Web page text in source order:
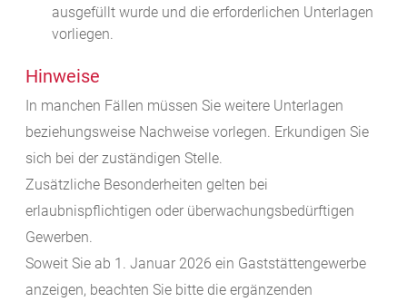
ausgefüllt wurde und die erforderlichen Unterlagen
vorliegen.
Hinweise
In manchen Fällen müssen Sie weitere Unterlagen
beziehungsweise Nachweise vorlegen. Erkundigen Sie
sich bei der zuständigen Stelle.
Zusätzliche Besonderheiten gelten bei
erlaubnispflichtigen oder überwachungsbedürftigen
Gewerben.
Soweit Sie ab 1. Januar 2026 ein Gaststättengewerbe
anzeigen, beachten Sie bitte die ergänzenden